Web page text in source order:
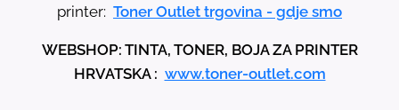
a
printer: Toner Outlet trgovina - gdje smo
WEBSHOP: TINTA, TONER, BOJA ZA PRINTER
HRVATSKA : www.toner-outlet.com